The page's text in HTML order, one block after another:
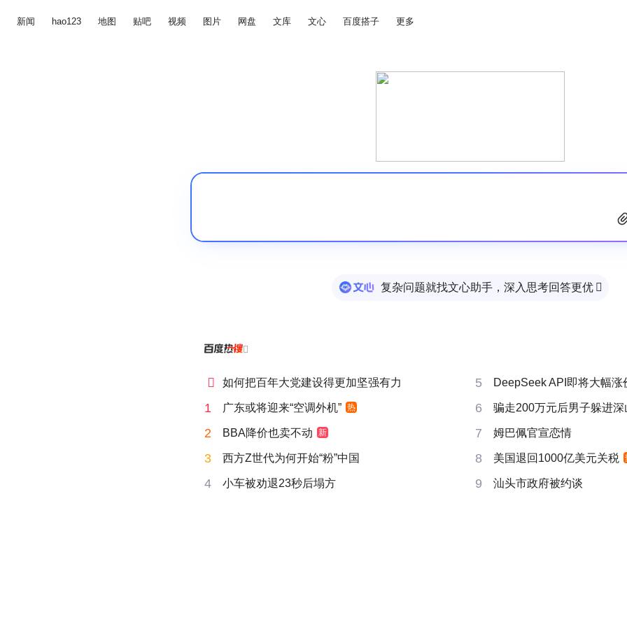
新闻 hao123 地图 贴吧 视频 图片 网盘 文库 文心 百度搭子 更多
复杂问题就找文心助手，深入思考回答更优 

 如何把百年大党建设得更加坚强有力 5 DeepSeek API即将大幅涨
1 广东或将迎来“空调外机” 热 6 骗走200万元后男子躲进深
2 BBA降价也卖不动 新 7 姆巴佩官宣恋情
3 西方Z世代为何开始“粉”中国 8 美国退回1000亿美元关税
4 小车被劝退23秒后塌方 9 汕头市政府被约谈